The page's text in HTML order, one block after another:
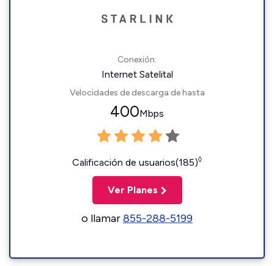
Conexión:
Internet Satelital
Velocidades de descarga de hasta
400Mbps
Calificación de usuarios(185)◊
Ver Planes
o llamar855-288-5199